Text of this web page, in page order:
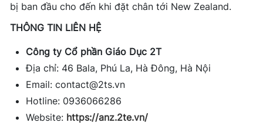
bị ban đầu cho đến khi đặt chân tới New Zealand.
THÔNG TIN LIÊN HỆ
Công ty Cổ phần Giáo Dục 2T
Địa chỉ: 46 Bala, Phú La, Hà Đông, Hà Nội
Email: contact@2ts.vn
Hotline: 0936066286
Website: https://anz.2te.vn/